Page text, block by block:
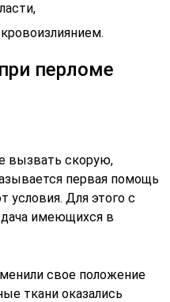
перломе
вызвать скорую,
первая помощь
условия. Для этого с
дача имеющихся в
свое положение
ткани оказались